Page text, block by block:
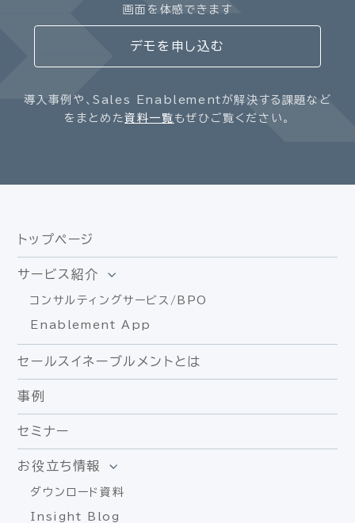
画面を体感できます
デモを申し込む
導入事例や、Sales Enablementが解決する課題など
をまとめた資料一覧 もぜひご覧ください。
トップページ
サービス紹介
コンサルティングサービス/BPO
Enablement App
セールスイネーブルメントとは
事例
セミナー
お役立ち情報
ダウンロード資料
Insight Blog